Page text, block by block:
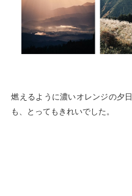
燃えるように濃いオレンジの夕
も、とってもきれいでした。